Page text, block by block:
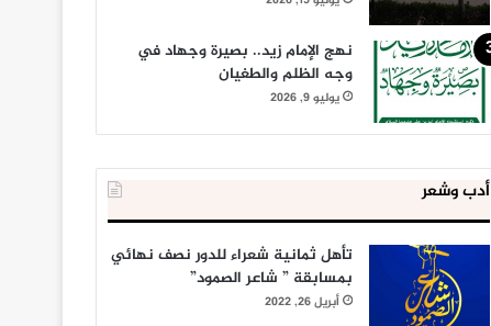
نهج الإمام زيد.. بصيرة وجهاد في
وجه الظلم والطغيان
يوليو 9, 2026
أدب وشعر
تأهل ثمانية شعراء للدور نصف نهائي
بمسابقة ” شاعر الصمود”
أبريل 26, 2022